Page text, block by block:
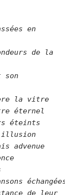
en
de la
son
la vitre
éternel
éteints
advenue
de leur